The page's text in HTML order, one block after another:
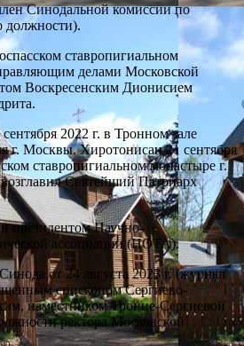
Синодальной комиссии по
должности).
ставропигиальном
делами Московской
Воскресенским Дионисием
2022 г. в Тронном зале
г. Москвы. Хиротонисан 21 сентября
ставропигиальном монастыре г.
Святейший Патриарх
президентом Научно-
ассоциации (НОТА).
от 24 августа 2023 г. (журнал
епископом Сергиево-
наместником Троице-Сергиевой
ректора Московской